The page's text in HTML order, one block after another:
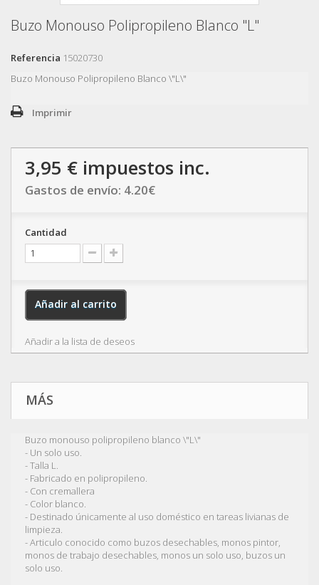
Buzo Monouso Polipropileno Blanco "L"
Referencia 15020730
Buzo Monouso Polipropileno Blanco \"L\"
Imprimir
3,95 € impuestos inc.
Gastos de envío: 4.20€
Cantidad
Añadir al carrito
Añadir a la lista de deseos
MÁS
Buzo monouso polipropileno blanco \"L\"
- Un solo uso.
- Talla L.
- Fabricado en polipropileno.
- Con cremallera
- Color blanco.
- Destinado únicamente al uso doméstico en tareas livianas de
limpieza.
- Articulo conocido como buzos desechables, monos pintor,
monos de trabajo desechables, monos un solo uso, buzos un
solo uso.